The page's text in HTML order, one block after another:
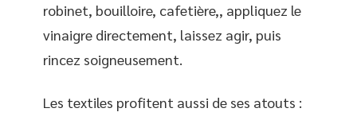
robinet, bouilloire, cafetière,, appliquez le
vinaigre directement, laissez agir, puis
rincez soigneusement.
Les textiles profitent aussi de ses atouts :